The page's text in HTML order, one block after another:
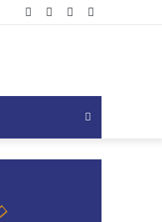
Telegram
Twitter
Facebook
Buscar
por